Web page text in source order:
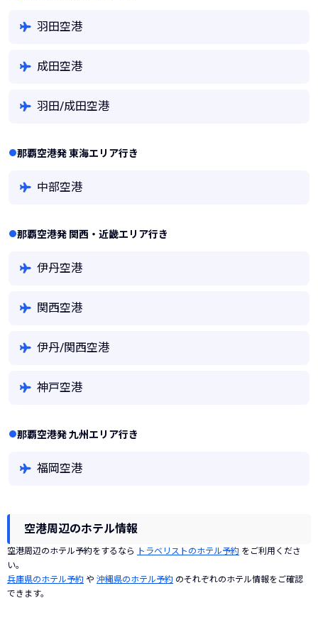
羽田空港
成田空港
羽田/成田空港
那覇空港発 東海エリア行き
中部空港
那覇空港発 関西・近畿エリア行き
伊丹空港
関西空港
伊丹/関西空港
神戸空港
那覇空港発 九州エリア行き
福岡空港
空港周辺のホテル情報
空港周辺のホテル予約をするなら トラベリストのホテル予約 をご利用くださ
い。
兵庫県のホテル予約 や 沖縄県のホテル予約 のそれぞれのホテル情報をご確認
できます。